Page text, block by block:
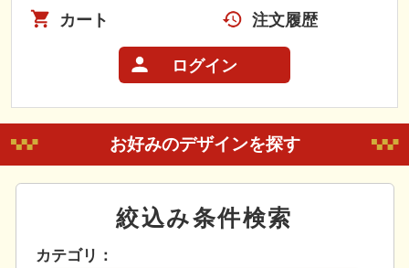
カート 注文履歴
ログイン
お好みのデザインを探す
絞込み条件検索
カテゴリ：